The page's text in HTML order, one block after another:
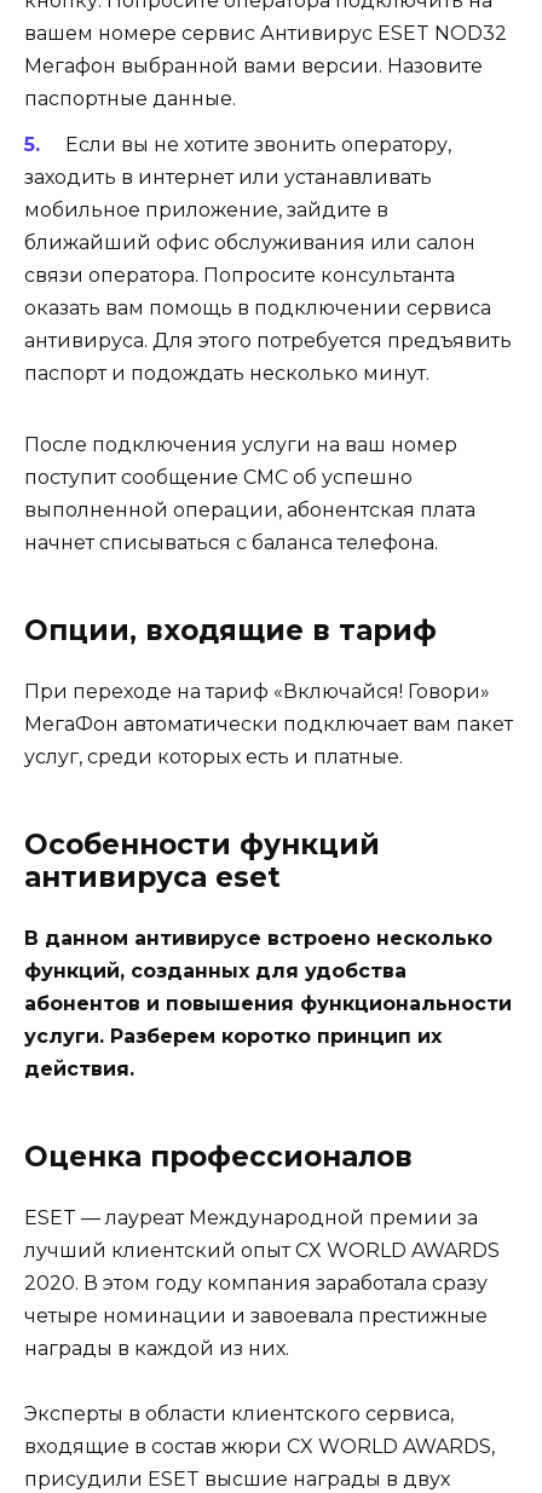
вашем номере сервис Антивирус ESET NOD32
Мегафон выбранной вами версии. Назовите
паспортные данные.
Если вы не хотите звонить оператору,
заходить в интернет или устанавливать
мобильное приложение, зайдите в
ближайший офис обслуживания или салон
связи оператора. Попросите консультанта
оказать вам помощь в подключении сервиса
антивируса. Для этого потребуется предъявить
паспорт и подождать несколько минут.
После подключения услуги на ваш номер
поступит сообщение СМС об успешно
выполненной операции, абонентская плата
начнет списываться с баланса телефона.
Опции, входящие в тариф
При переходе на тариф «Включайся! Говори»
МегаФон автоматически подключает вам пакет
услуг, среди которых есть и платные.
Особенности функций
антивируса eset
В данном антивирусе встроено несколько
функций, созданных для удобства
абонентов и повышения функциональности
услуги. Разберем коротко принцип их
действия.
Оценка профессионалов
ESET — лауреат Международной премии за
лучший клиентский опыт CX WORLD AWARDS
2020. В этом году компания заработала сразу
четыре номинации и завоевала престижные
награды в каждой из них.
Эксперты в области клиентского сервиса,
входящие в состав жюри CX WORLD AWARDS,
присудили ESET высшие награды в двух